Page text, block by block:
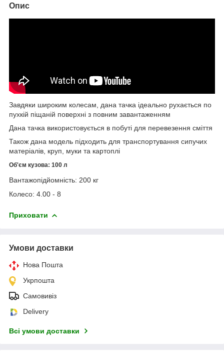
Опис
Завдяки широким колесам, дана тачка ідеально рухається по
пухкій піщаній поверхні з повним завантаженням
Дана тачка використовується в побуті для перевезення сміття
Також дана модель підходить для транспортування сипучих
матеріалів, круп, муки та картоплі
Об'єм кузова: 100 л
Вантажопідйомність: 200 кг
Колесо: 4.00 - 8
Приховати
Умови доставки
Нова Пошта
Укрпошта
Самовивіз
Delivery
Всі умови доставки